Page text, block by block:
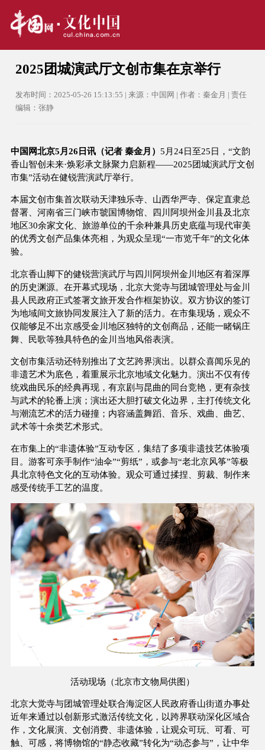
2025团城演武厅文创市集在京举行
发布时间：2025-05-26 15:13:55 | 来源：中国网 | 作者：秦金月 | 责任
编辑：张静
中国网北京5月26日讯（记者 秦金月） 5月24日至25日，“文韵
香山智创未来·焕彩承文脉聚力启新程——2025团城演武厅文创
市集”活动在健锐营演武厅举行。
本届文创市集首次联动天津独乐寺、山西华严寺、保定直隶总
督署、河南省三门峡市虢国博物馆、四川阿坝州金川县及北京
地区30余家文化、旅游单位的千余种兼具历史底蕴与现代审美
的优秀文创产品集体亮相，为观众呈现“一市览千年”的文化体
验。
北京香山脚下的健锐营演武厅与四川阿坝州金川地区有着深厚
的历史渊源。在开幕式现场，北京大觉寺与团城管理处与金川
县人民政府正式签署文旅开发合作框架协议。双方协议的签订
为地域间文旅协同发展注入了新的活力。在市集现场，观众不
仅能够足不出京感受金川地区独特的文创商品，还能一睹锅庄
舞、民歌等独具特色的金川当地风俗表演。
文创市集活动还特别推出了文艺跨界演出。以群众喜闻乐见的
非遗艺术为底色，着重展示北京地域文化魅力。演出不仅有传
统戏曲民乐的经典再现，有京剧与昆曲的同台竞艳，更有杂技
与武术的轮番上演；演出还大胆打破文化边界，主打传统文化
与潮流艺术的活力碰撞；内容涵盖舞蹈、音乐、戏曲、曲艺、
武术等十余类艺术形式。
在市集上的“非遗体验”互动专区，集结了多项非遗技艺体验项
目。游客可亲手制作“油伞”“剪纸”，或参与“老北京风筝”等极
具北京特色文化的互动体验。观众可通过揉捏、剪裁、制作来
感受传统手工艺的温度。
活动现场（北京市文物局供图）
北京大觉寺与团城管理处联合海淀区人民政府香山街道办事处
近年来通过以创新形式激活传统文化，以跨界联动深化区域合
作，文化展演、文创消费、非遗体验，让观众可玩、可看、可
触、可感，将博物馆的“静态收藏”转化为“动态参与”，让中华